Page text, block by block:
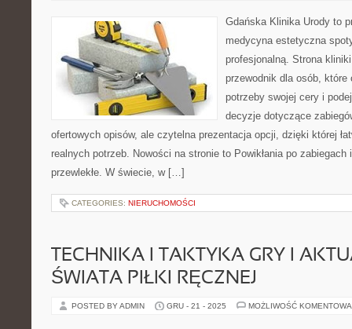
Gdańska Klinika Urody to
medycyna estetyczna
profesjonalną. Strona
przewodnik dla osób,
potrzeby swojej cery i
decyzje dotyczące
ofertowych opisów, ale czytelna prezentacja opcji, dzięki której
realnych potrzeb. Nowości na stronie to Powikłania po zabiegach
przewlekłe. W świecie, w […]
CATEGORIES: NIERUCHOMOŚCI
TECHNIKA I TAKTYKA GRY I
ŚWIATA PIŁKI RĘCZNEJ
POSTED BY ADMIN GRU - 21 - 2025 MOŻLIWOŚĆ